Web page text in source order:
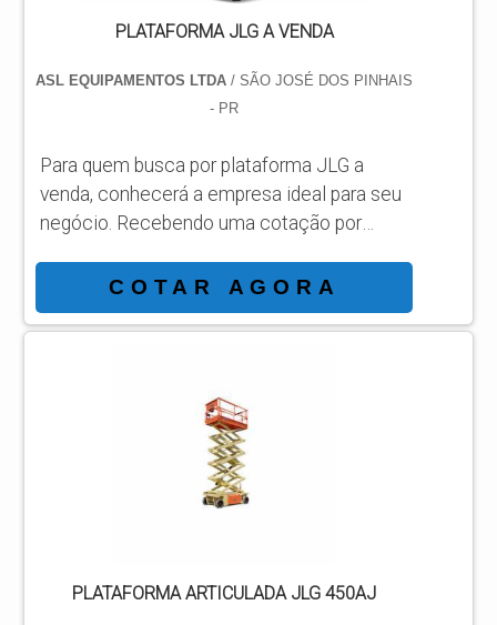
PLATAFORMA JLG A VENDA
ASL EQUIPAMENTOS LTDA/ SÃO JOSÉ DOS PINHAIS
- PR
Para quem busca por plataforma JLG a
venda, conhecerá a empresa ideal para seu
negócio. Recebendo uma cotação por
conhecendo a sofisticação, qualidade e
preço justo em um só lugar. MAIS
INFORMAÇÕES INTERESSANTES SOBRE
busca por plataforma JLG a venda em uma
empresa comprometida com os serviços,
acha o site da ASL Equipamentos. Uma
empresa com alto know-how em
COTAR AGORA
PLATAFORMA ARTICULADA JLG 450AJ